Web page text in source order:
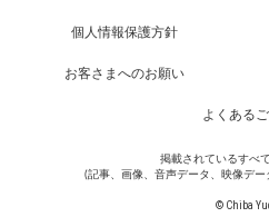
個人情報保護方針
お客さまへのお願い
よくある
掲載されているすべ
(記事、画像、音声データ、映像デー
© Chiba